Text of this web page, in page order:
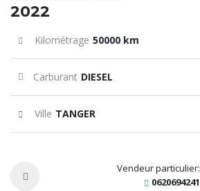
2022
Kilométrage 50000 km
Carburant DIESEL
Ville TANGER
Vendeur particulier:
0620694241